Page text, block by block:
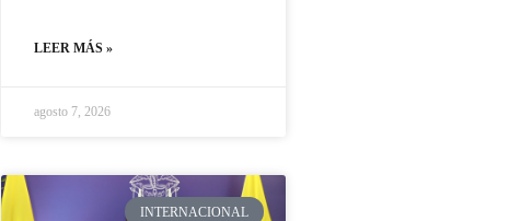
LEER MÁS »
agosto 7, 2026
INTERNACIONAL